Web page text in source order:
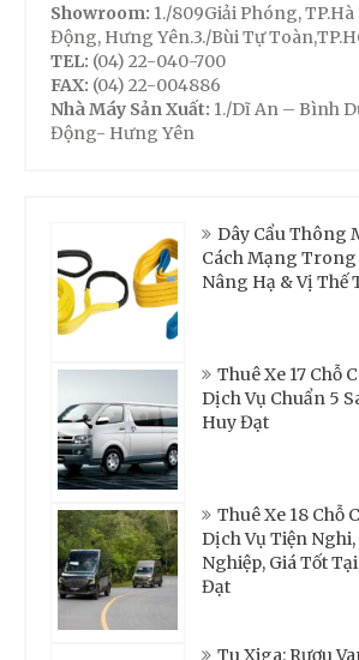
Showroom: 1./809Giải Phóng, TP.Hà
Động, Hưng Yên.3./Bùi Tự
TEL: (04) 22-040-700
FAX: (04) 22-004886
Nhà Máy Sản Xuất: 1./Dĩ An – Bình
Động- Hưng Yên
Dây Cẩu Thông
Cách Mạng
Nâng Hạ & Vị Thế
Thuê Xe 17 Chỗ
Dịch Vụ Chuẩn 5
Huy Đạt
Thuê Xe 18 Chỗ
Dịch Vụ Tiện
Nghiệp, Giá Tốt
Đạt
Tu Xiga: Rượu